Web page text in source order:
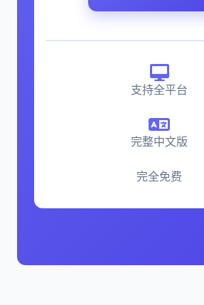
支持全平台
完整中文版
完全免费